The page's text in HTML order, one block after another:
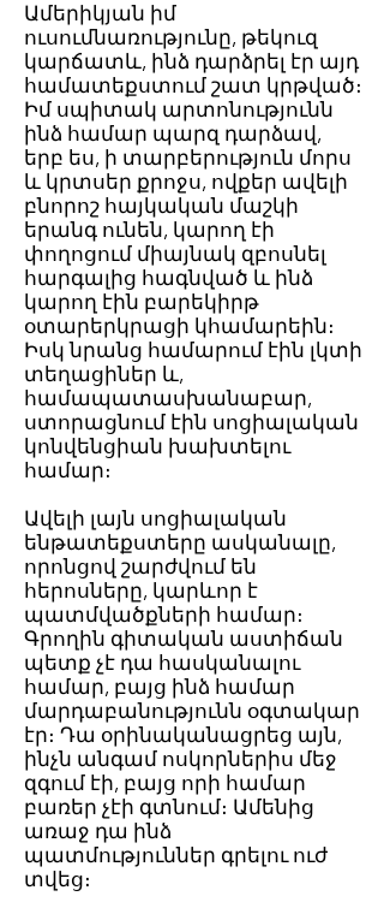
Ամերիկյան իմ
ուսումնառությունը, թեկուզ
կարճատև, ինձ դարձրել էր այդ
համատեքստում շատ կրթված։
Իմ սպիտակ արտոնությունն
ինձ համար պարզ դարձավ,
երբ ես, ի տարբերություն մորս
և կրտսեր քրոջս, ովքեր ավելի
բնորոշ հայկական մաշկի
երանգ ունեն, կարող էի
փողոցում միայնակ զբոսնել
հարգալից հագնված և ինձ
կարող էին բարեկիրթ
օտարերկրացի կհամարեին։
Իսկ նրանց համարում էին լկտի
տեղացիներ և,
համապատասխանաբար,
ստորացնում էին սոցիալական
կոնվենցիան խախտելու
համար։
Ավելի լայն սոցիալական
ենթատեքստերը ասկանալը,
որոնցով շարժվում են
հերոսները, կարևոր է
պատմվածքների համար։
Գրողին գիտական աստիճան
պետք չէ դա հասկանալու
համար, բայց ինձ համար
մարդաբանությունն օգտակար
էր։ Դա օրինականացրեց այն,
ինչն անգամ ոսկորներիս մեջ
զգում էի, բայց որի համար
բառեր չէի գտնում։ Ամենից
առաջ դա ինձ
պատմություններ գրելու ուժ
տվեց։